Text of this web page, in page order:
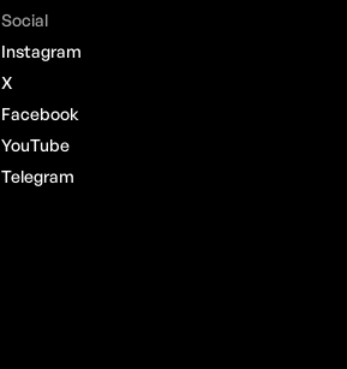
Social
Instagram
X
Facebook
YouTube
Telegram